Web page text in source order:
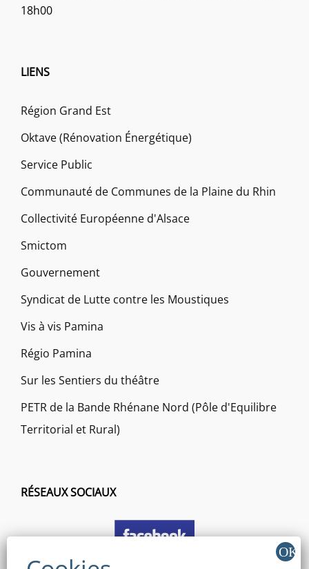
18h00
LIENS
Région Grand Est
Oktave (Rénovation Énergétique)
Service Public
Communauté de Communes de la Plaine du Rhin
Collectivité Européenne d'Alsace
Smictom
Gouvernement
Syndicat de Lutte contre les Moustiques
Vis à vis Pamina
Régio Pamina
Sur les Sentiers du théâtre
PETR de la Bande Rhénane Nord (Pôle d'Equilibre
Territorial et Rural)
RÉSEAUX SOCIAUX